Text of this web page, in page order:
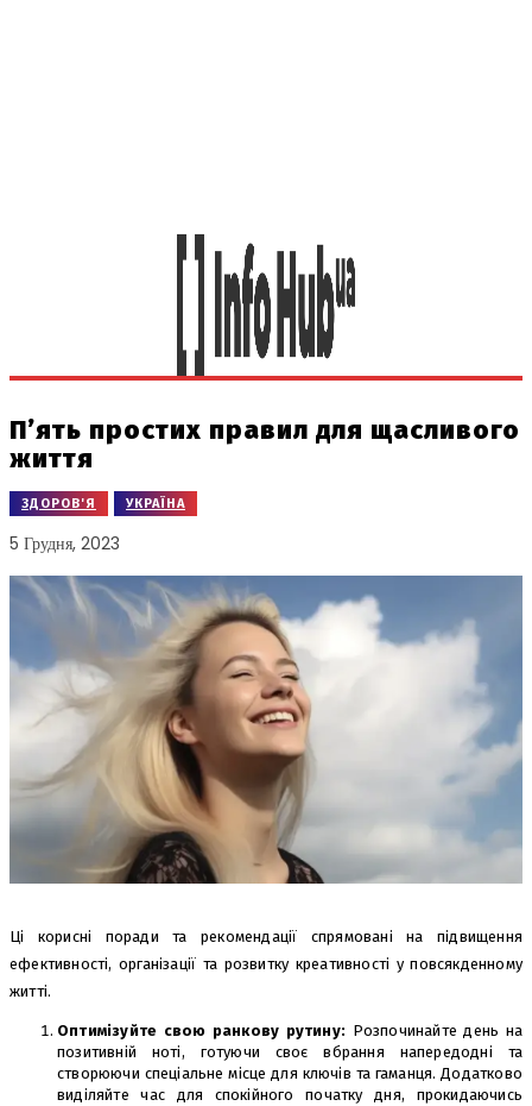
П’ять простих правил для щасливого
життя
ЗДОРОВ'Я УКРАЇНА
5 Грудня, 2023
Ці корисні поради та рекомендації спрямовані на підвищення
ефективності, організації та розвитку креативності у повсякденному
житті.
Оптимізуйте свою ранкову рутину: Розпочинайте день на
позитивній ноті, готуючи своє вбрання напередодні та
створюючи спеціальне місце для ключів та гаманця. Додатково
виділяйте час для спокійного початку дня, прокидаючись